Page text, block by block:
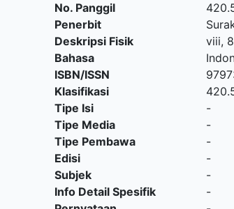
No. Panggil
Penerbit
Deskripsi Fisik
viii,
Bahasa
ISBN/ISSN
Klasifikasi
Tipe Isi
-
Tipe Media
-
Tipe Pembawa
-
Edisi
-
Subjek
-
Info Detail Spesifik
-